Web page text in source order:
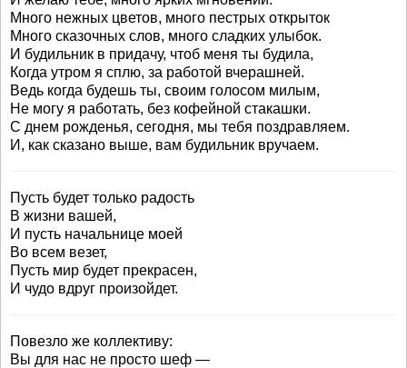
Много нежных цветов, много пестрых открыток
Много сказочных слов, много сладких улыбок.
И будильник в придачу, чтоб меня ты будила,
Когда утром я сплю, за работой вчерашней.
Ведь когда будешь ты, своим голосом милым,
Не могу я работать, без кофейной стакашки.
С днем рожденья, сегодня, мы тебя поздравляем.
И, как сказано выше, вам будильник вручаем.
Пусть будет только радость
В жизни вашей,
И пусть начальнице моей
Во всем везет,
Пусть мир будет прекрасен,
И чудо вдруг произойдет.
Повезло же коллективу:
Вы для нас не просто шеф —